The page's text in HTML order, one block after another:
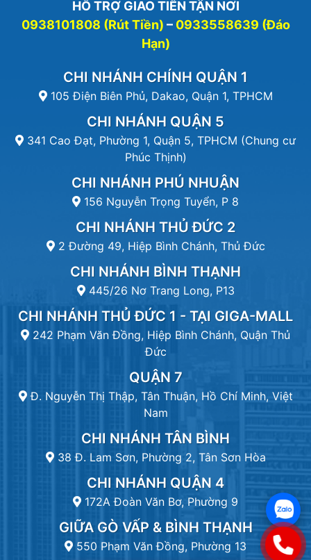
HỖ TRỢ GIAO TIỀN TẬN NƠI
0938101808 (Rút Tiền) – 0933558639 (Đáo
Hạn)
CHI NHÁNH CHÍNH QUẬN 1
105 Điện Biên Phủ, Dakao, Quận 1, TPHCM
CHI NHÁNH QUẬN 5
341 Cao Đạt, Phường 1, Quận 5, TPHCM (Chung cư
Phúc Thịnh)
CHI NHÁNH PHÚ NHUẬN
156 Nguyễn Trọng Tuyển, P 8
CHI NHÁNH THỦ ĐỨC 2
2 Đường 49, Hiệp Bình Chánh, Thủ Đức
CHI NHÁNH BÌNH THẠNH
445/26 Nơ Trang Long, P13
CHI NHÁNH THỦ ĐỨC 1 - TẠI GIGA-MALL
242 Phạm Văn Đồng, Hiệp Bình Chánh, Quận Thủ
Đức
QUẬN 7
Đ. Nguyễn Thị Thập, Tân Thuận, Hồ Chí Minh, Việt
Nam
CHI NHÁNH TÂN BÌNH
38 Đ. Lam Sơn, Phường 2, Tân Sơn Hòa
CHI NHÁNH QUẬN 4
172A Đoàn Văn Bơ, Phường 9
GIỮA GÒ VẤP & BÌNH THẠNH
550 Phạm Văn Đồng, Phường 13